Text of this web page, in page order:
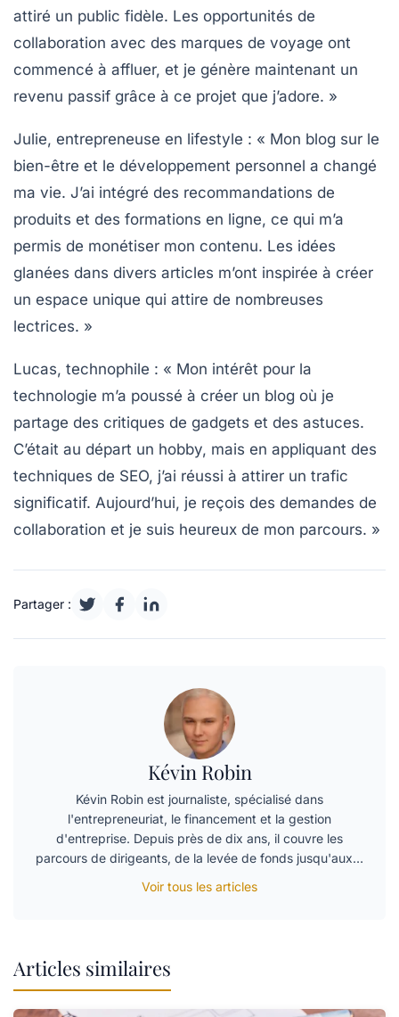
attiré un public fidèle. Les opportunités de
collaboration avec des marques de voyage ont
commencé à affluer, et je génère maintenant un
revenu passif grâce à ce projet que j’adore. »
Julie, entrepreneuse en lifestyle : « Mon blog sur le
bien-être et le développement personnel a changé
ma vie. J’ai intégré des recommandations de
produits et des formations en ligne, ce qui m’a
permis de monétiser mon contenu. Les idées
glanées dans divers articles m’ont inspirée à créer
un espace unique qui attire de nombreuses
lectrices. »
Lucas, technophile : « Mon intérêt pour la
technologie m’a poussé à créer un blog où je
partage des critiques de gadgets et des astuces.
C’était au départ un hobby, mais en appliquant des
techniques de SEO, j’ai réussi à attirer un trafic
significatif. Aujourd’hui, je reçois des demandes de
collaboration et je suis heureux de mon parcours. »
Partager :
Kévin Robin
Kévin Robin est journaliste, spécialisé dans
l'entrepreneuriat, le financement et la gestion
d'entreprise. Depuis près de dix ans, il couvre les
parcours de dirigeants, de la levée de fonds jusqu'aux…
Voir tous les articles
Articles similaires